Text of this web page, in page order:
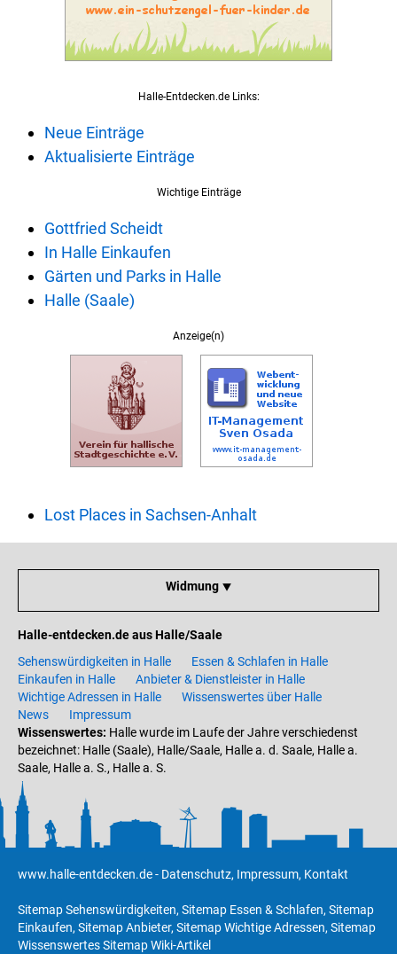
Halle-Entdecken.de Links:
Neue Einträge
Aktualisierte Einträge
Wichtige Einträge
Gottfried Scheidt
In Halle Einkaufen
Gärten und Parks in Halle
Halle (Saale)
Anzeige(n)
Lost Places in Sachsen-Anhalt
Widmung ⯆
Halle-entdecken.de aus Halle/Saale
Sehenswürdigkeiten in Halle
Essen & Schlafen in Halle
Einkaufen in Halle
Anbieter & Dienstleister in Halle
Wichtige Adressen in Halle
Wissenswertes über Halle
News
Impressum
Wissenswertes: Halle wurde im Laufe der Jahre verschiedenst
bezeichnet: Halle (Saale), Halle/Saale, Halle a. d. Saale, Halle a.
Saale, Halle a. S., Halle a. S.
www.halle-entdecken.de- Datenschutz, Impressum, Kontakt
Sitemap Sehenswürdigkeiten, Sitemap Essen & Schlafen, Sitemap
Einkaufen, Sitemap Anbieter, Sitemap Wichtige Adressen, Sitemap
WissenswertesSitemap Wiki-Artikel